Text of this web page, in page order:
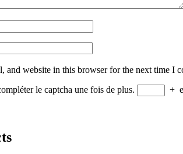
and website in this browser for the next time I
le captcha une fois de plus.
+